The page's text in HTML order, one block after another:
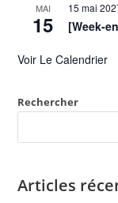
MAI
15
15 mai
[Week-
Voir Le Calendrier
Rechercher
Articles